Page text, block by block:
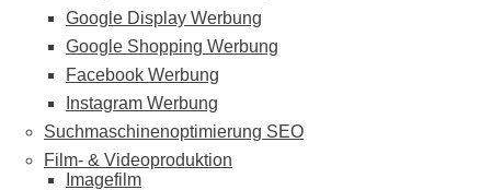
Google Display Werbung
Google Shopping Werbung
Facebook Werbung
Instagram Werbung
Suchmaschinenoptimierung SEO
Film- & Videoproduktion
Imagefilm